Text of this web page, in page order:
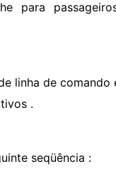
para
linha de
.
seqüência :